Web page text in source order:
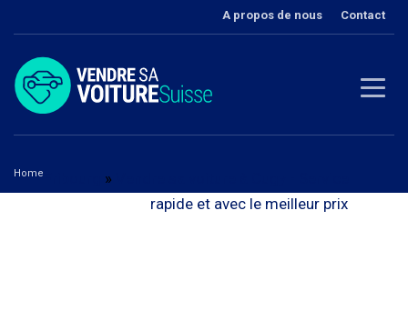
A propos de nous Contact
Home »
rapide et avec le meilleur prix